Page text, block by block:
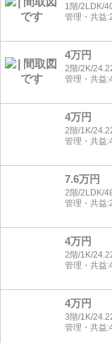
1階/2LDK/
管理・共益
4万円
2階/2K/
管理・共益
4万円
2階/1K/
管理・共益
7.6万円
2階/2LDK/
管理・共益
4万円
2階/1K/
管理・共益
4万円
3階/1K/
管理・共益